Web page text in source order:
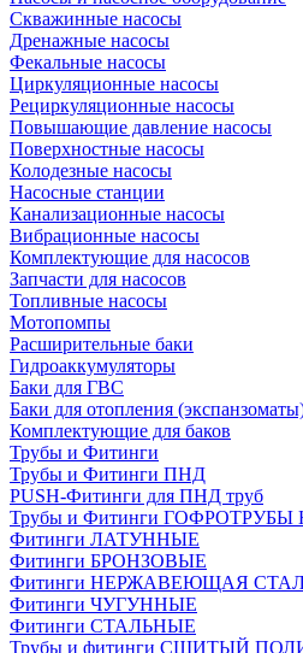
Скважинные насосы
Дренажные насосы
Фекальные насосы
Циркуляционные насосы
Рециркуляционные насосы
Повышающие давление насосы
Поверхностные насосы
Колодезные насосы
Насосные станции
Канализационные насосы
Вибрационные насосы
Комплектующие для насосов
Запчасти для насосов
Топливные насосы
Мотопомпы
Расширительные баки
Гидроаккумуляторы
Баки для ГВС
Баки для отопления
Комплектующие для баков
Трубы и Фитинги
Трубы и Фитинги ПНД
PUSH-Фитинги для ПНД труб
Трубы и Фитинги
Фитинги ЛАТУННЫЕ
Фитинги БРОНЗОВЫЕ
Фитинги НЕРЖАВЕЮЩАЯ
Фитинги ЧУГУННЫЕ
Фитинги СТАЛЬНЫЕ
Трубы и фитинги СШИТЫЙ